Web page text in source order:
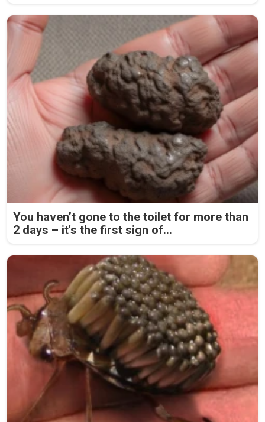
You haven’t gone to the toilet for more than
2 days – it's the first sign of...